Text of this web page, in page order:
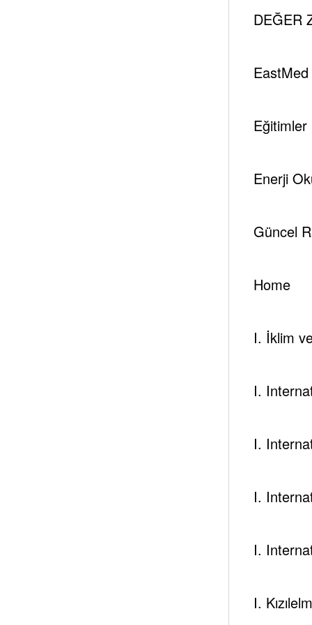
DEĞER
Eğitimler
Enerji
Güncel
Home
I. İklim
I.
I.
I.
I.
I.
View All Posts